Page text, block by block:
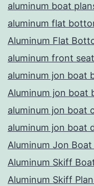
aluminum boat
aluminum flat
Aluminum Flat
aluminum front
aluminum jon boat
Aluminum jon boat
aluminum jon boat
aluminum jon boat
Aluminum Jon Boat
Aluminum Skiff
Aluminum Skiff